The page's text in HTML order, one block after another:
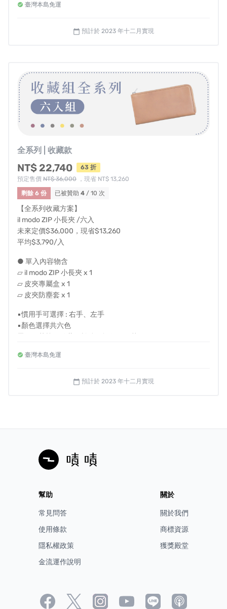
- 國內皆享有免運費，若海外或離島配送需求請私訊我們
臺灣本島免運
calendar_today 預計於 2023 年十二月實現
全系列 | 收藏款
NT$ 22,740
63 折
預定售價 NT$ 36,000 ，現省 NT$ 13,260
剩餘 6 份
已被贊助 4 / 10 次
【全系列收藏方案】
il modo ZIP 小長夾 /六入
未來定價$36,000，現省$13,260
平均$3,790/入
● 單入內容物含
▱ il modo ZIP 小長夾 x 1
▱ 皮夾專屬盒 x 1
▱ 皮夾防塵套 x 1
▪慣用手可選擇 : 右手、左手
▪顏色選擇共六色
● 溫馨提醒
- 國內皆享有免運費，若海外或離島配送需求請私訊我們
臺灣本島免運
calendar_today 預計於 2023 年十二月實現
幫助
常見問答
使用條款
隱私權政策
金流運作說明
關於
關於我們
商標資源
獲獎殿堂